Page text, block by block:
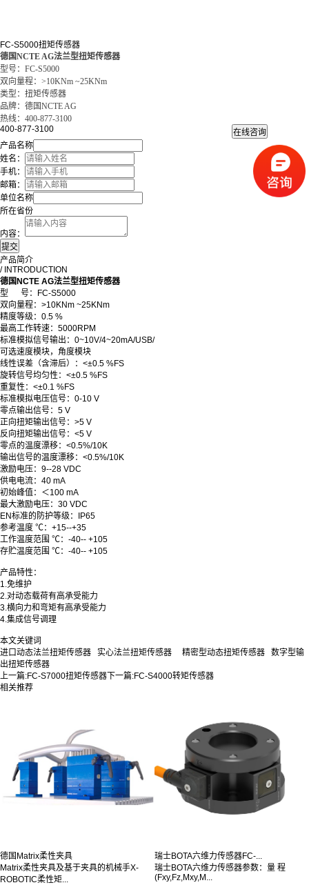
FC-S5000扭矩传感器
德国NCTE AG法兰型扭矩传感器
型号：FC-S5000
双向量程：>10KNm ~25KNm
类型：扭矩传感器
品牌：德国NCTE AG
热线：400-877-3100
400-877-3100
产品名称
姓名：
手机：
邮箱：
单位名称
所在省份
内容：
产品简介
/ INTRODUCTION
德国NCTE AG法兰型扭矩传感器
型 号：FC-S5000
双向量程：>10KNm ~25KNm
精度等级：0.5 %
最高工作转速：5000RPM
标准模拟信号输出：0~10V/4~20mA/USB/
可选速度模块，角度模块
线性误差（含滞后）：<±0.5 %FS
旋转信号均匀性：<±0.5 %FS
重复性：<±0.1 %FS
标准模拟电压信号：0-10 V
零点输出信号：5 V
正向扭矩输出信号：>5 V
反向扭矩输出信号：<5 V
零点的温度漂移：<0.5%/10K
输出信号的温度漂移：<0.5%/10K
激励电压：9--28 VDC
供电电流：40 mA
初始峰值：＜100 mA
最大激励电压：30 VDC
EN标准的防护等级：IP65
参考温度 ℃：+15--+35
工作温度范围 ℃：-40-- +105
存贮温度范围 ℃：-40-- +105
产品特性：
1.免维护
2.对动态载荷有高承受能力
3.横向力和弯矩有高承受能力
4.集成信号调理
本文关键词
进口动态法兰扭矩传感器 实心法兰扭矩传感器 精密型动态扭矩传感器 数字型输
出扭矩传感器
上一篇:FC-S7000扭矩传感器 下一篇:FC-S4000转矩传感器
相关推荐
德国Matrix柔性夹具
Matrix柔性夹具及基于夹具的机械手X-
ROBOTIC柔性矩...
瑞士BOTA六维力传感器FC-...
瑞士BOTA六维力传感器参数：量 程
(Fxy,Fz,Mxy,M...